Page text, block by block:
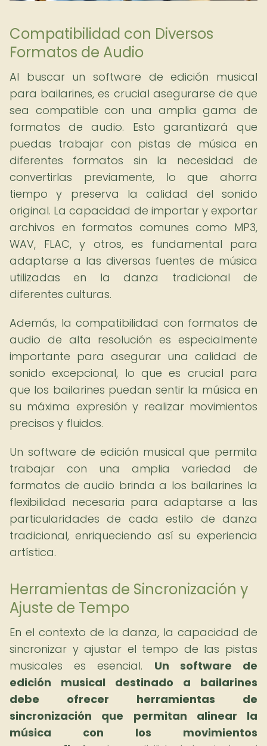
Compatibilidad con Diversos
Formatos de Audio
Al buscar un software de edición musical
para bailarines, es crucial asegurarse de que
sea compatible con una amplia gama de
formatos de audio. Esto garantizará que
puedas trabajar con pistas de música en
diferentes formatos sin la necesidad de
convertirlas previamente, lo que ahorra
tiempo y preserva la calidad del sonido
original. La capacidad de importar y exportar
archivos en formatos comunes como MP3,
WAV, FLAC, y otros, es fundamental para
adaptarse a las diversas fuentes de música
utilizadas en la danza tradicional de
diferentes culturas.
Además, la compatibilidad con formatos de
audio de alta resolución es especialmente
importante para asegurar una calidad de
sonido excepcional, lo que es crucial para
que los bailarines puedan sentir la música en
su máxima expresión y realizar movimientos
precisos y fluidos.
Un software de edición musical que permita
trabajar con una amplia variedad de
formatos de audio brinda a los bailarines la
flexibilidad necesaria para adaptarse a las
particularidades de cada estilo de danza
tradicional, enriqueciendo así su experiencia
artística.
Herramientas de Sincronización y
Ajuste de Tempo
En el contexto de la danza, la capacidad de
sincronizar y ajustar el tempo de las pistas
musicales es esencial. Un software de
edición musical destinado a bailarines
debe ofrecer herramientas de
sincronización que permitan alinear la
música con los movimientos